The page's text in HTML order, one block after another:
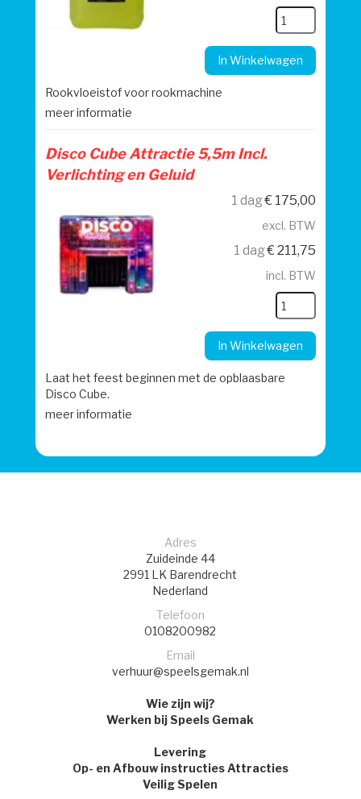
In Winkelwagen
Rookvloeistof voor rookmachine
meer informatie
Disco Cube Attractie 5,5m Incl.
Verlichting en Geluid
1 dag€ 175,00
excl. BTW
1 dag€ 211,75
incl. BTW
In Winkelwagen
Laat het feest beginnen met de opblaasbare
Disco Cube.
meer informatie
Adres
Zuideinde 44
2991 LK Barendrecht
Nederland
Telefoon
0108200982
Email
verhuur@speelsgemak.nl
Wie zijn wij?
Werken bij Speels Gemak
Levering
Op- en Afbouw instructies Attracties
Veilig Spelen